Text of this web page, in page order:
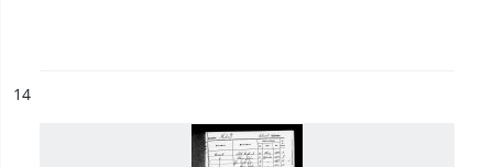
n°
14